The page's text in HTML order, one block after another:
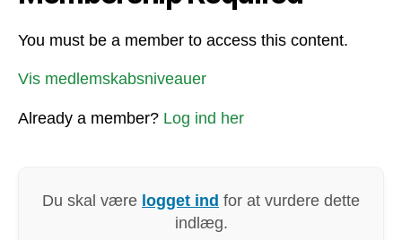
You must be a member to access this content.
Vis medlemskabsniveauer
Already a member? Log ind her
Du skal være logget ind for at vurdere dette
indlæg.